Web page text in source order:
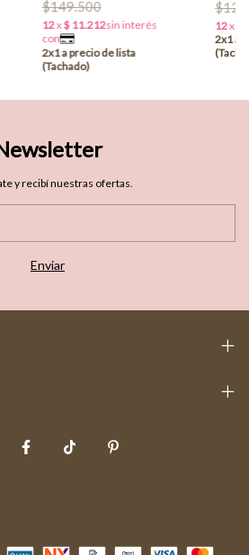
$149.500
y recibí nuestras ofertas.